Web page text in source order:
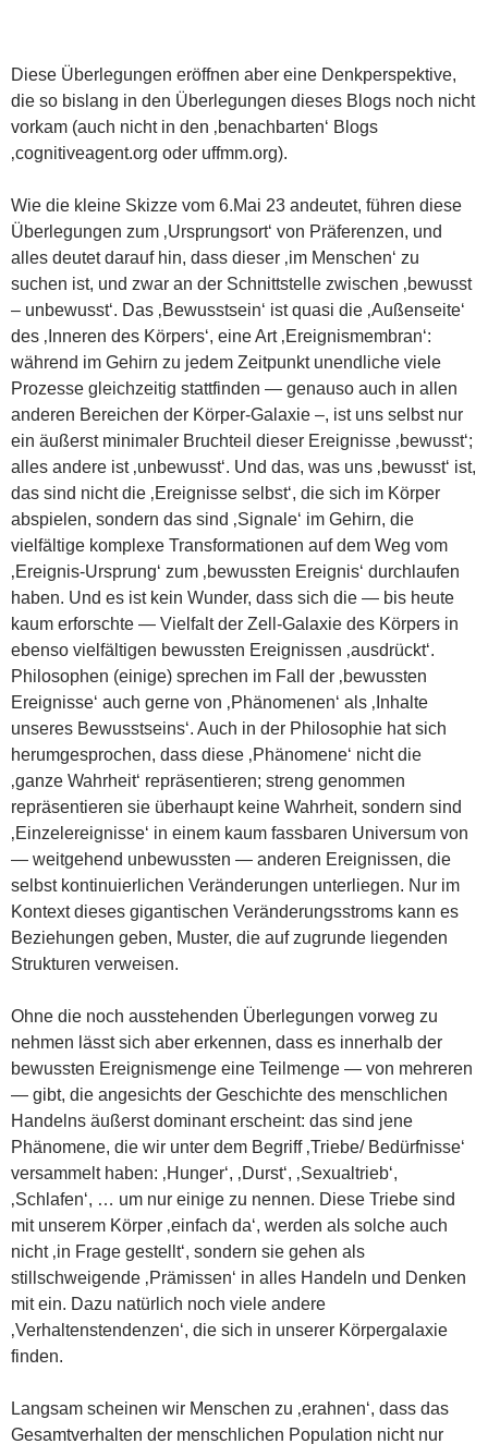
Diese Überlegungen eröffnen aber eine Denkperspektive,
die so bislang in den Überlegungen dieses Blogs noch nicht
vorkam (auch nicht in den ‚benachbarten‘ Blogs
‚cognitiveagent.org oder uffmm.org).
Wie die kleine Skizze vom 6.Mai 23 andeutet, führen diese
Überlegungen zum ‚Ursprungsort‘ von Präferenzen, und
alles deutet darauf hin, dass dieser ‚im Menschen‘ zu
suchen ist, und zwar an der Schnittstelle zwischen ‚bewusst
– unbewusst‘. Das ‚Bewusstsein‘ ist quasi die ‚Außenseite‘
des ‚Inneren des Körpers‘, eine Art ‚Ereignismembran‘:
während im Gehirn zu jedem Zeitpunkt unendliche viele
Prozesse gleichzeitig stattfinden — genauso auch in allen
anderen Bereichen der Körper-Galaxie –, ist uns selbst nur
ein äußerst minimaler Bruchteil dieser Ereignisse ‚bewusst‘;
alles andere ist ‚unbewusst‘. Und das, was uns ‚bewusst‘ ist,
das sind nicht die ‚Ereignisse selbst‘, die sich im Körper
abspielen, sondern das sind ‚Signale‘ im Gehirn, die
vielfältige komplexe Transformationen auf dem Weg vom
‚Ereignis-Ursprung‘ zum ‚bewussten Ereignis‘ durchlaufen
haben. Und es ist kein Wunder, dass sich die — bis heute
kaum erforschte — Vielfalt der Zell-Galaxie des Körpers in
ebenso vielfältigen bewussten Ereignissen ‚ausdrückt‘.
Philosophen (einige) sprechen im Fall der ‚bewussten
Ereignisse‘ auch gerne von ‚Phänomenen‘ als ‚Inhalte
unseres Bewusstseins‘. Auch in der Philosophie hat sich
herumgesprochen, dass diese ‚Phänomene‘ nicht die
‚ganze Wahrheit‘ repräsentieren; streng genommen
repräsentieren sie überhaupt keine Wahrheit, sondern sind
‚Einzelereignisse‘ in einem kaum fassbaren Universum von
— weitgehend unbewussten — anderen Ereignissen, die
selbst kontinuierlichen Veränderungen unterliegen. Nur im
Kontext dieses gigantischen Veränderungsstroms kann es
Beziehungen geben, Muster, die auf zugrunde liegenden
Strukturen verweisen.
Ohne die noch ausstehenden Überlegungen vorweg zu
nehmen lässt sich aber erkennen, dass es innerhalb der
bewussten Ereignismenge eine Teilmenge — von mehreren
— gibt, die angesichts der Geschichte des menschlichen
Handelns äußerst dominant erscheint: das sind jene
Phänomene, die wir unter dem Begriff ‚Triebe/ Bedürfnisse‘
versammelt haben: ‚Hunger‘, ‚Durst‘, ‚Sexualtrieb‘,
‚Schlafen‘, … um nur einige zu nennen. Diese Triebe sind
mit unserem Körper ‚einfach da‘, werden als solche auch
nicht ‚in Frage gestellt‘, sondern sie gehen als
stillschweigende ‚Prämissen‘ in alles Handeln und Denken
mit ein. Dazu natürlich noch viele andere
‚Verhaltenstendenzen‘, die sich in unserer Körpergalaxie
finden.
Langsam scheinen wir Menschen zu ‚erahnen‘, dass das
Gesamtverhalten der menschlichen Population nicht nur